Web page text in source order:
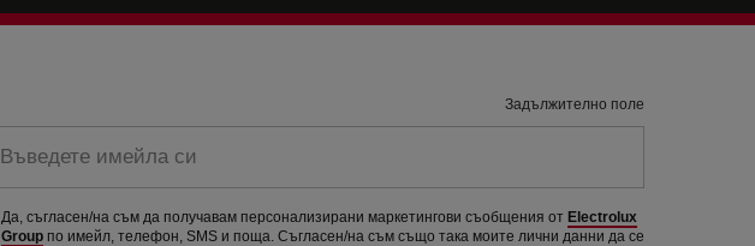
Задължително поле
Да, съгласен/на съм да получавам персонализирани маркетингови съобщения от Electrolux
Group по имейл, телефон, SMS и поща. Съгласен/на съм също така моите лични данни да се